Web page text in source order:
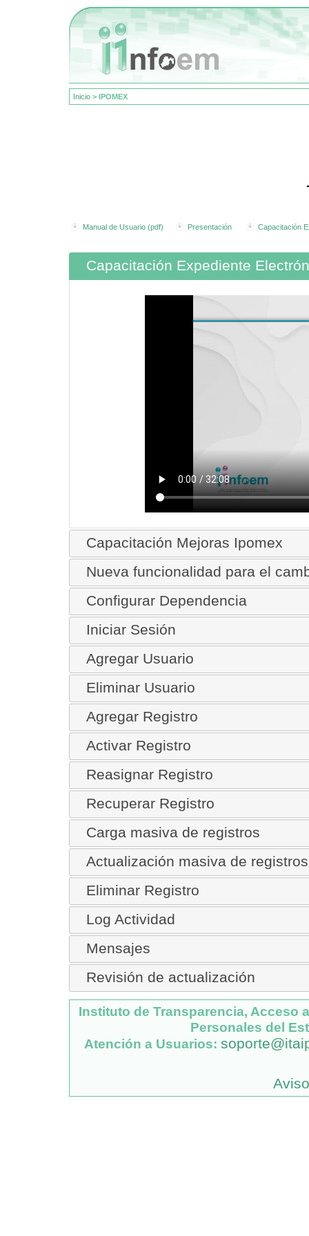
Inicio > IPOMEX
Manual de Usuario (pdf) Presentación Capacitación
Capacitación Expediente
Capacitación Mejoras Ipomex
Nueva funcionalidad para el
Configurar Dependencia
Iniciar Sesión
Agregar Usuario
Eliminar Usuario
Agregar Registro
Activar Registro
Reasignar Registro
Recuperar Registro
Carga masiva de registros
Actualización masiva de registros
Eliminar Registro
Log Actividad
Mensajes
Revisión de actualización
Instituto de Transparencia, Acceso
Personales del
Atención a Usuarios: